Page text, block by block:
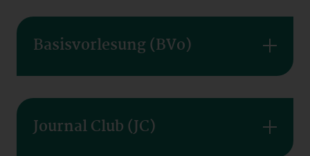
Basisvorlesung (BVo)
Journal Club (JC)